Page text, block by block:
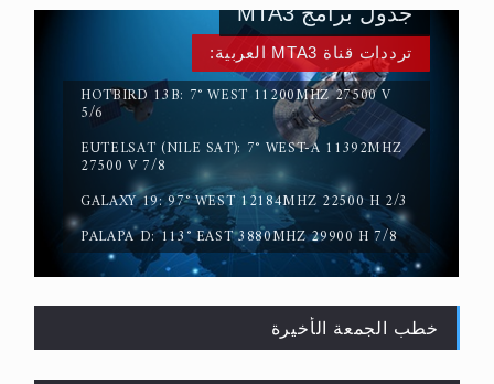
المفهوم الحقيقي للجهاد الإسلامي..
ترددات قناة MTA3 العربية:
HOTBIRD 13B: 7° WEST 11200MHZ 27500 V
5/6
EUTELSAT (NILE SAT): 7° WEST-A 11392MHZ
27500 V 7/8
GALAXY 19: 97° WEST 12184MHZ 22500 H 2/3
PALAPA D: 113° EAST 3880MHZ 29900 H 7/8
جدول برامج MTA3
خطب الجمعة الأخيرة